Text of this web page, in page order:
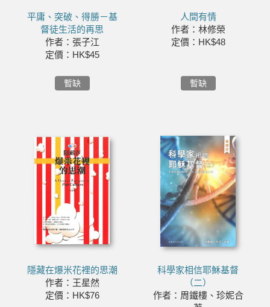
平庸、突破、得勝－基
督徒生活的再思
作者：張子江
定價：HK$45
暫缺
人間有情
作者：林修榮
定價：HK$48
暫缺
隱藏在爆米花裡的思潮
作者：王星然
定價：HK$76
科學家相信耶穌基督
（二）
作者：周鐵樓、珍妮合